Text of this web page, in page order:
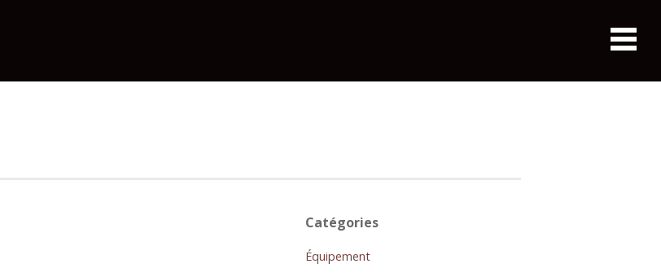
Catégories
Équipement